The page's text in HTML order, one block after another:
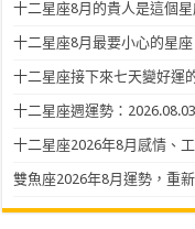
十二星座8月的貴人是這個
十二星座8月最要小心的星座
十二星座接下來七天變好運
十二星座週運勢：
十二星座2026年8月感情、
雙魚座2026年8月運勢，重